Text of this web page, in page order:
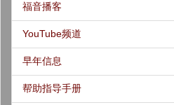
福音播客
YouTube频道
早年信息
帮助指导手册